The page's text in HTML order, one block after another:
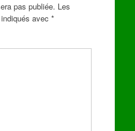
pas publiée. Les
avec *